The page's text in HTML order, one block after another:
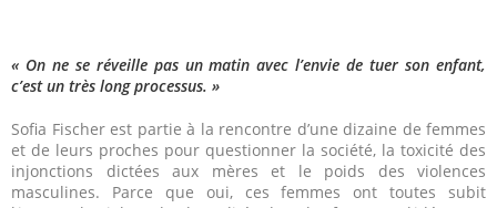
« On ne se réveille pas un matin avec l’envie de tuer son enfant,
c’est un très long processus. »
Sofia Fischer est partie à la rencontre d’une dizaine de femmes
et de leurs proches pour questionner la société, la toxicité des
injonctions dictées aux mères et le poids des violences
masculines. Parce que oui, ces femmes ont toutes subit